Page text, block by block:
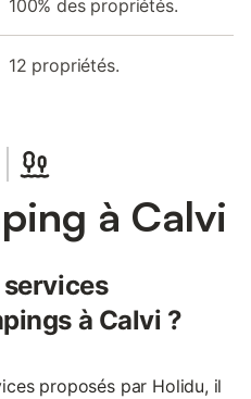
100% des propriétés.
12 propriétés.
à Calvi
services
à Calvi ?
proposés par Holidu, il